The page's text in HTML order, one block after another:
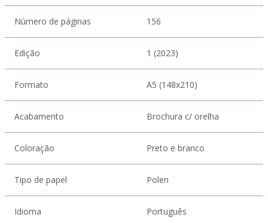
Número de páginas 156
Edição 1 (2023)
Formato A5 (148x210)
Acabamento Brochura c/ orelha
Coloração Preto e branco
Tipo de papel Polen
Idioma Português